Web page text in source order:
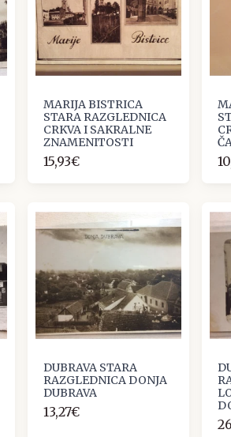
MARIJA BISTRICA
STARA RAZGLEDNICA
CRKVA I SAKRALNE
ZNAMENITOSTI
15,93€
DUBRAVA STARA
RAZGLEDNICA DONJA
DUBRAVA
13,27€